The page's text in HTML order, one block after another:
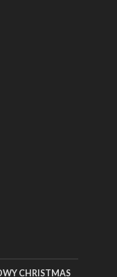
CHRISTMAS